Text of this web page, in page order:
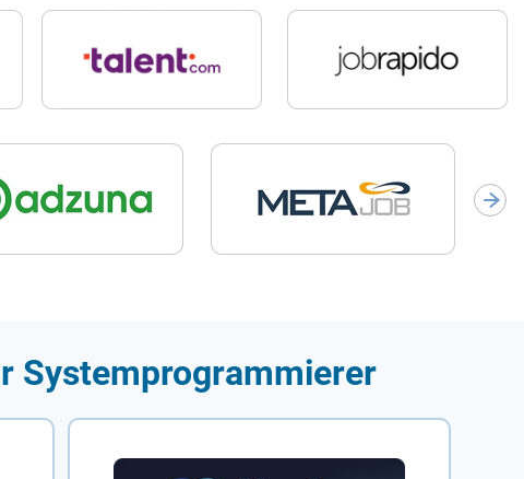
Systemprogrammierer